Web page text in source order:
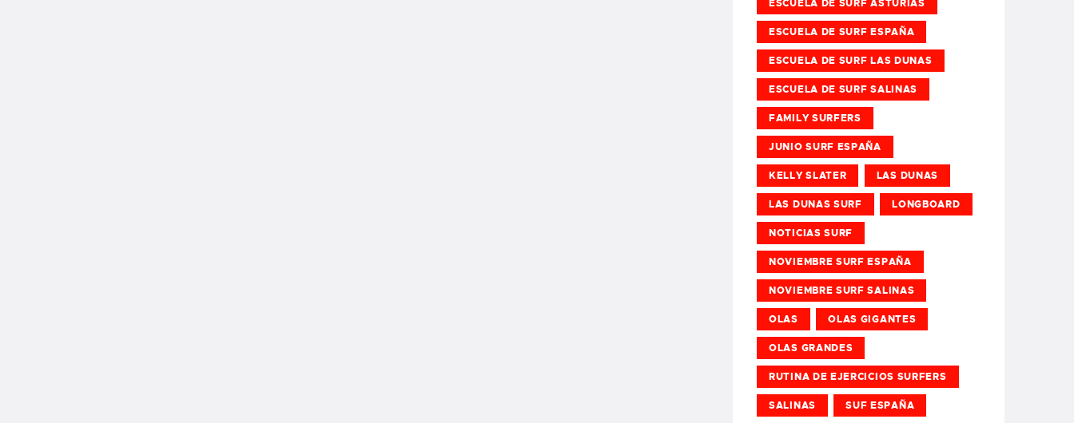
ESCUELA DE SURF ASTURIAS
ESCUELA DE SURF ESPAÑA
ESCUELA DE SURF LAS DUNAS
ESCUELA DE SURF SALINAS
FAMILY SURFERS
JUNIO SURF ESPAÑA
KELLY SLATER LAS DUNAS
LAS DUNAS SURF LONGBOARD
NOTICIAS SURF
NOVIEMBRE SURF ESPAÑA
NOVIEMBRE SURF SALINAS
OLAS OLAS GIGANTES
OLAS GRANDES
RUTINA DE EJERCICIOS SURFERS
SALINAS SUF ESPAÑA